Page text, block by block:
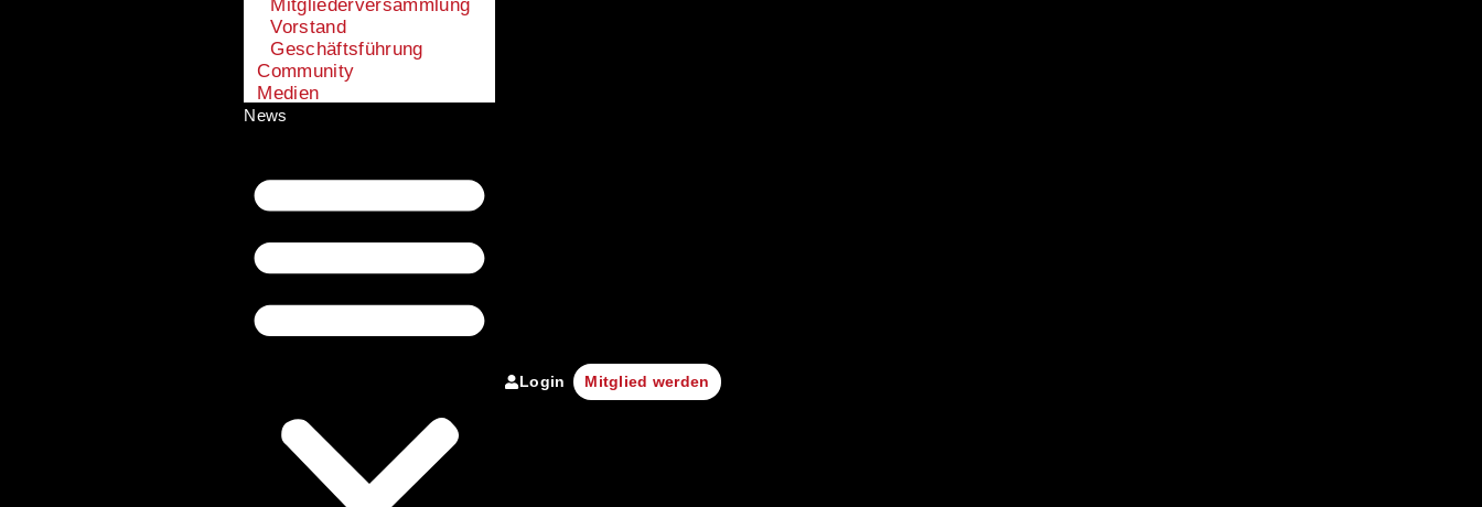
Mitgliederversammlung
Vorstand
Geschäftsführung
Community
Medien
News
Login Mitglied werden